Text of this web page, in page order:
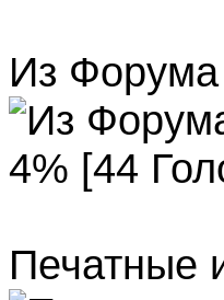
Из Форума
4% [44
Печатные